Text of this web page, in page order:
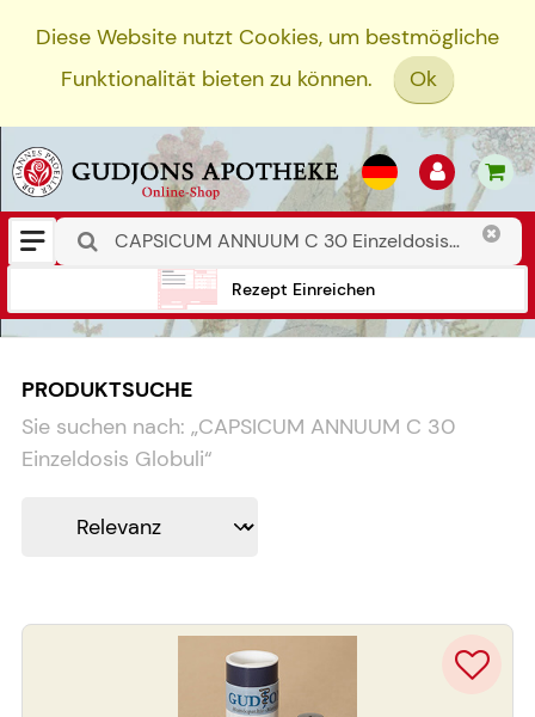
Diese Website nutzt Cookies, um bestmögliche
Funktionalität bieten zu können.
Ok
Rezept Einreichen
PRODUKTSUCHE
Sie suchen nach: „CAPSICUM ANNUUM C 30
Einzeldosis Globuli“